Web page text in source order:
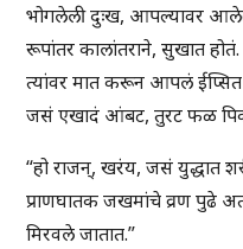
भोगलेली दुःख, आपल्यावर
रूपांतर कालांतराने, सुखात
त्यांवर मात करून आपलं
जसं एखादं आंबट, तुरट फळ
“हो राजन्, खरंय, जसं युद्धात
प्राणघातक जखमांचे व्रण पुढे
मिरवले जातात.”